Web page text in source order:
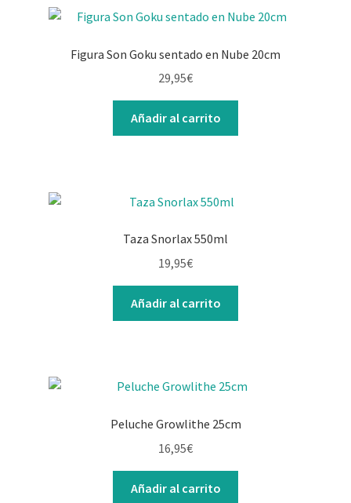
Figura Son Goku sentado en Nube 20cm
29,95€
Añadir al carrito
Taza Snorlax 550ml
19,95€
Añadir al carrito
Peluche Growlithe 25cm
16,95€
Añadir al carrito